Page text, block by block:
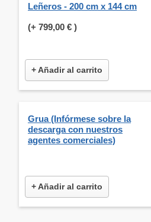
Leñeros - 200 cm x 144 cm
(+ 799,00 € )
+ Añadir al carrito
Grua (Infórmese sobre la
descarga con nuestros
agentes comerciales)
+ Añadir al carrito